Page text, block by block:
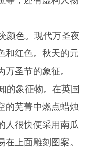
颜色。现代万圣夜
和红色。秋天的元
圣节的象征。
的象征物。在英国
的芜菁中燃点蜡烛
人很快便采用南瓜
上面雕刻图案。